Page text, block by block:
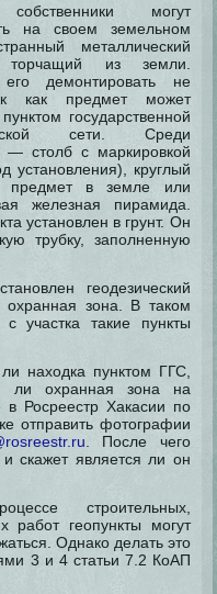
могут
на своем земельном
металлический
торчащий из земли.
демонтировать не
как предмет может
государственной
сети. Среди
— столб с маркировкой
установления), круглый
предмет в земле или
железная пирамида.
установлен в грунт. Он
трубку, заполненную
геодезический
охранная зона. В таком
участка такие пункты
находка пунктом ГГС,
ли охранная зона на
в Росреестр Хакасии по
отправить фотографии
. После чего
скажет является ли он
строительных,
работ геопункты могут
Однако делать это
3 и 4 статьи 7.2 КоАП